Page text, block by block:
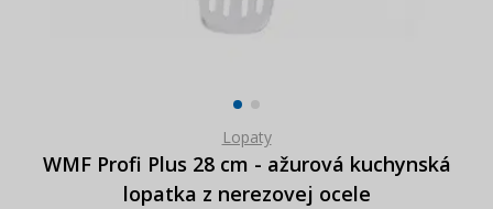
Lopaty
WMF Profi Plus 28 cm - ažurová kuchynská
lopatka z nerezovej ocele